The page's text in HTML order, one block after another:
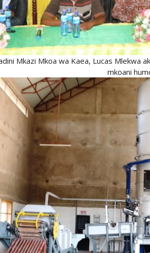
Mkazi Mkoa wa Kaea, Lucas Mlekwa
mkoani